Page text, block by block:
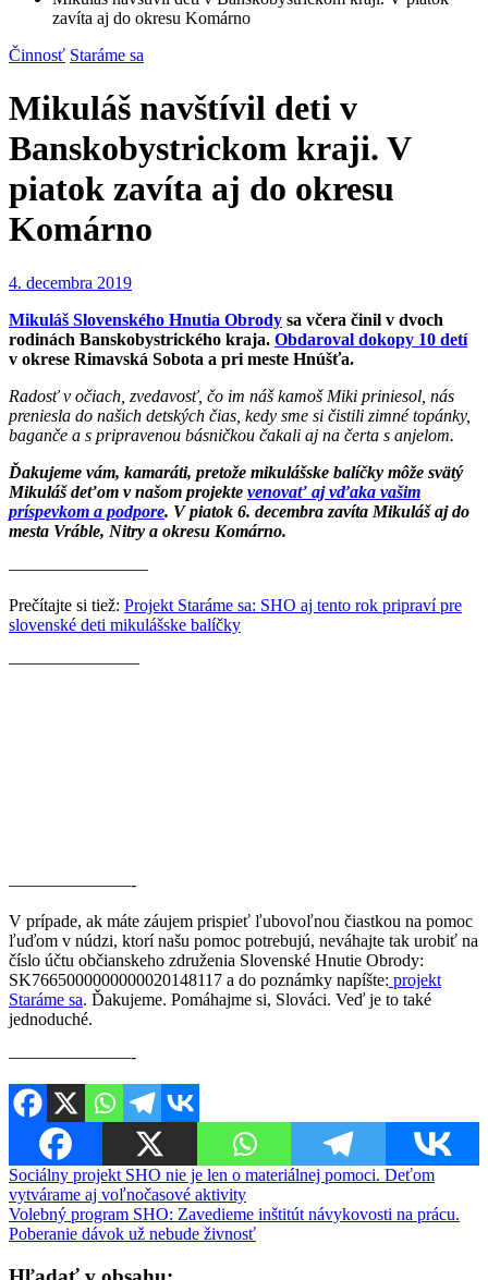
zavíta aj do okresu Komárno
Činnosť Staráme sa
Mikuláš navštívil deti v
Banskobystrickom kraji. V
piatok zavíta aj do okresu
Komárno
4. decembra 2019
Mikuláš Slovenského Hnutia Obrody sa včera činil v dvoch
rodinách Banskobystrického kraja. Obdaroval dokopy 10 detí
v okrese Rimavská Sobota a pri meste Hnúšťa.
Radosť v očiach, zvedavosť, čo im náš kamoš Miki priniesol, nás
preniesla do našich detských čias, kedy sme si čistili zimné topánky,
baganče a s pripravenou básničkou čakali aj na čerta s anjelom.
Ďakujeme vám, kamaráti, pretože mikulášske balíčky môže svätý
Mikuláš deťom v našom projekte venovať aj vďaka vašim
príspevkom a podpore. V piatok 6. decembra zavíta Mikuláš aj do
mesta Vráble, Nitry a okresu Komárno.
————————
Prečítajte si tiež: Projekt Staráme sa: SHO aj tento rok pripraví pre
slovenské deti mikulášske balíčky
———————–
———————-
V prípade, ak máte záujem prispieť ľubovoľnou čiastkou na pomoc
ľuďom v núdzi, ktorí našu pomoc potrebujú, neváhajte tak urobiť na
číslo účtu občianskeho združenia Slovenské Hnutie Obrody:
SK7665000000000020148117 a do poznámky napíšte: projekt
Staráme sa. Ďakujeme. Pomáhajme si, Slováci. Veď je to také
jednoduché.
———————-
Navigácia
v
článku
Sociálny projekt SHO nie je len o materiálnej pomoci. Deťom
vytvárame aj voľnočasové aktivity
Volebný program SHO: Zavedieme inštitút návykovosti na prácu.
Poberanie dávok už nebude živnosť